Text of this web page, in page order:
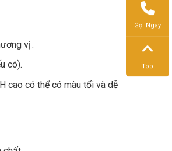
vị .
có).
cao có thể có màu tối và dễ
Gọi Ngay
Top